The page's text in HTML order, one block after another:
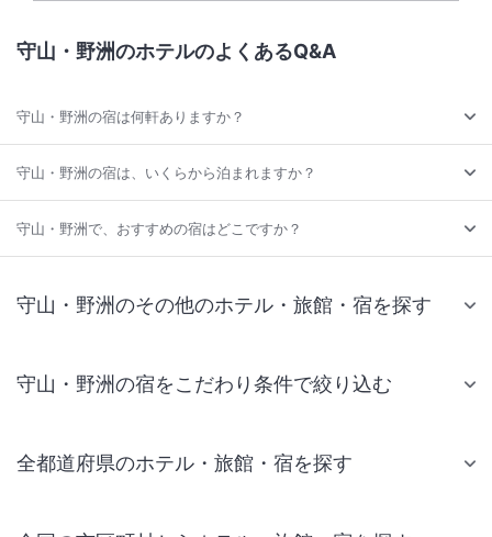
守山・野洲のホテルのよくあるQ&A
守山・野洲の宿は何軒ありますか？
守山・野洲の宿は、いくらから泊まれますか？
守山・野洲で、おすすめの宿はどこですか？
守山・野洲のその他のホテル・旅館・宿を探す
守山・野洲の宿をこだわり条件で絞り込む
全都道府県のホテル・旅館・宿を探す